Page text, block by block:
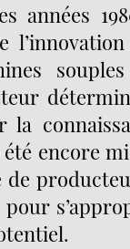
années
la
encore
pour